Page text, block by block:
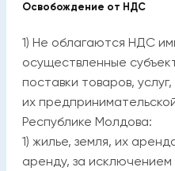
Освобождение от НДС
1) Не облагаются НДС
осуществленные
поставки товаров,
их
Республике Молдова:
1) жилье, земля, их
аренду, за исключением